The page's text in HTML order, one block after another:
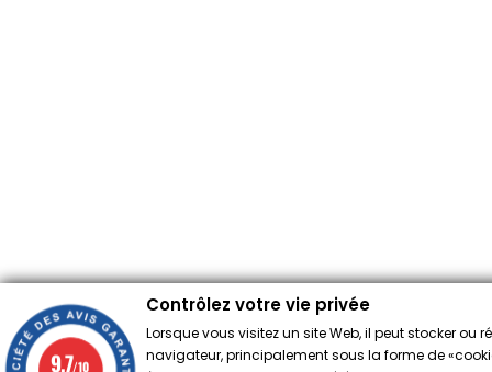
Contrôlez votre vie privée
Lorsque vous visitez un site Web, il peut stocker ou
navigateur, principalement sous la forme de
9.7/10